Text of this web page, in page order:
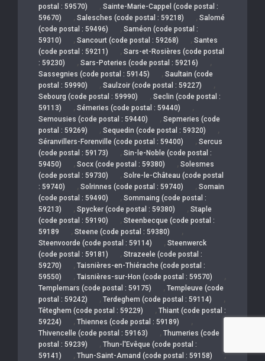
postal : 59570)
, Sainte-Marie-Cappel (code postal :
59670)
, Salesches (code postal : 59218) , Salomé
(code postal : 59496)
, Saméon (code postal :
59310)
, Sancourt (code postal : 59268) , Santes
(code postal : 59211)
, Sars-et-Rosières (code postal
: 59230)
, Sars-Poteries (code postal : 59216) ,
Sassegnies (code postal : 59145) , Saultain (code
postal : 59990)
, Saulzoir (code postal : 59227) ,
Sebourg (code postal : 59990) , Seclin (code postal :
59113)
, Sémeries (code postal : 59440) ,
Semousies (code postal : 59440) , Sepmeries (code
postal : 59269)
, Sequedin (code postal : 59320) ,
Séranvillers-Forenville (code postal : 59400) , Sercus
(code postal : 59173)
, Sin-le-Noble (code postal :
59450)
, Socx (code postal : 59380) , Solesmes
(code postal : 59730)
, Solre-le-Château (code postal
: 59740)
, Solrinnes (code postal : 59740) , Somain
(code postal : 59490)
, Sommaing (code postal :
59213)
, Spycker (code postal : 59380) , Staple
(code postal : 59190)
, Steenbecque (code postal :
59189
, Steene (code postal : 59380) ,
Steenvoorde (code postal : 59114) , Steenwerck
(code postal : 59181)
, Strazeele (code postal :
59270)
, Taisnières-en-Thiérache (code postal :
59550)
, Taisnières-sur-Hon (code postal : 59570) ,
Templemars (code postal : 59175) , Templeuve (code
postal : 59242)
, Terdeghem (code postal : 59114) ,
Téteghem (code postal : 59229) , Thiant (code postal :
59224)
, Thiennes (code postal : 59189) ,
Thivencelle (code postal : 59163) , Thumeries (code
postal : 59239)
, Thun-l'Evêque (code postal :
59141)
, Thun-Saint-Amand (code postal : 59158) ,